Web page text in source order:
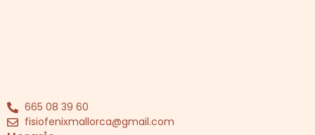
665 08 39 60
fisiofenixmallorca@gmail.com